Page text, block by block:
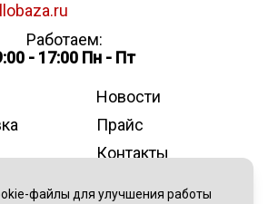
Работаем:
- 17:00 Пн - Пт
Новости
Прайс
Контакты
файлы для улучшения работы